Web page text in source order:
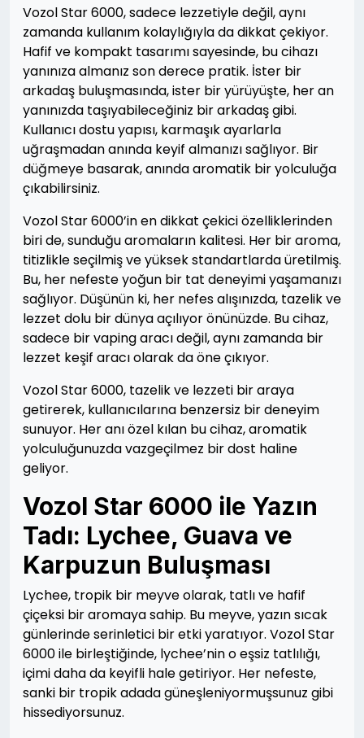
Vozol Star 6000, sadece lezzetiyle değil, aynı
zamanda kullanım kolaylığıyla da dikkat çekiyor.
Hafif ve kompakt tasarımı sayesinde, bu cihazı
yanınıza almanız son derece pratik. İster bir
arkadaş buluşmasında, ister bir yürüyüşte, her an
yanınızda taşıyabileceğiniz bir arkadaş gibi.
Kullanıcı dostu yapısı, karmaşık ayarlarla
uğraşmadan anında keyif almanızı sağlıyor. Bir
düğmeye basarak, anında aromatik bir yolculuğa
çıkabilirsiniz.
Vozol Star 6000’in en dikkat çekici özelliklerinden
biri de, sunduğu aromaların kalitesi. Her bir aroma,
titizlikle seçilmiş ve yüksek standartlarda üretilmiş.
Bu, her nefeste yoğun bir tat deneyimi yaşamanızı
sağlıyor. Düşünün ki, her nefes alışınızda, tazelik ve
lezzet dolu bir dünya açılıyor önünüzde. Bu cihaz,
sadece bir vaping aracı değil, aynı zamanda bir
lezzet keşif aracı olarak da öne çıkıyor.
Vozol Star 6000, tazelik ve lezzeti bir araya
getirerek, kullanıcılarına benzersiz bir deneyim
sunuyor. Her anı özel kılan bu cihaz, aromatik
yolculuğunuzda vazgeçilmez bir dost haline
geliyor.
Vozol Star 6000 ile Yazın
Tadı: Lychee, Guava ve
Karpuzun Buluşması
Lychee, tropik bir meyve olarak, tatlı ve hafif
çiçeksi bir aromaya sahip. Bu meyve, yazın sıcak
günlerinde serinletici bir etki yaratıyor. Vozol Star
6000 ile birleştiğinde, lychee’nin o eşsiz tatlılığı,
içimi daha da keyifli hale getiriyor. Her nefeste,
sanki bir tropik adada güneşleniyormuşsunuz gibi
hissediyorsunuz.